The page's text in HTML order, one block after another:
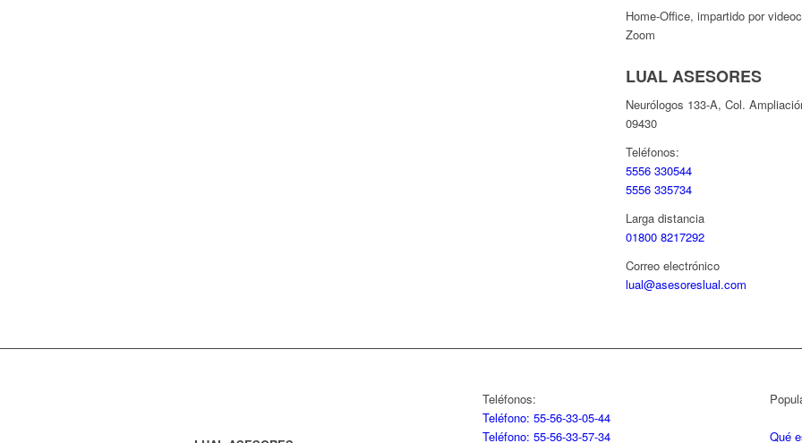
Home-Office, impartido por
Zoom
LUAL ASESORES
Neurólogos 133-A, Col.
09430
Teléfonos:
5556 330544
5556 335734
Larga distancia
01800 8217292
Correo electrónico
lual@asesoreslual.com
Teléfonos:
Teléfono: 55-56-33-05-44
Teléfono: 55-56-33-57-34
Qué